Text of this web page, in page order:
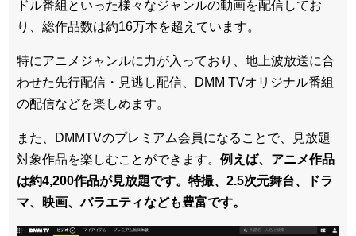
ドル番組といった様々なジャンルの動画を配信してお
り、総作品数は約16万本を超えています。
特にアニメジャンルに力が入っており、地上波放送に合
わせた先行配信・見逃し配信、DMM TVオリジナル番組
の配信などを楽しめます。
また、DMMTVのプレミアム会員になることで、見放題
対象作品を楽しむことができます。 例えば、アニメ作品
は約4,200作品が見放題です。特撮、2.5次元舞台、ドラ
マ、映画、バラエティなども豊富です。